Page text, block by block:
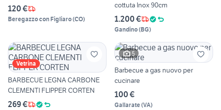
120 €
Beregazzo con Figliaro(CO)
cottuta Inox 90cm
1.200 €
Gandino(BG)
Vetrina
BARBECUE LEGNA CARBONE
CLEMENTI FLIPPER CORTEN
269 €
5
Barbecue a gas nuovo per
cucinare
100 €
Gallarate(VA)